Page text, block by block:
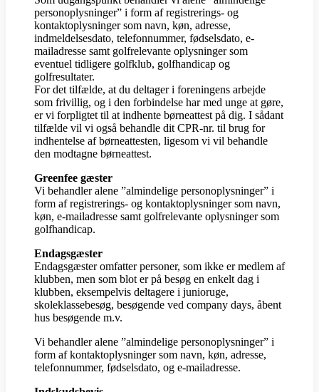
personoplysninger” i form af registrerings- og
kontaktoplysninger som navn, køn, adresse,
indmeldelsesdato, telefonnummer, fødselsdato, e-
mailadresse samt golfrelevante oplysninger som
eventuel tidligere golfklub, golfhandicap og
golfresultater.
For det tilfælde, at du deltager i foreningens arbejde
som frivillig, og i den forbindelse har med unge at gøre,
er vi forpligtet til at indhente børneattest på dig. I sådant
tilfælde vil vi også behandle dit CPR-nr. til brug for
indhentelse af børneattesten, ligesom vi vil behandle
den modtagne børneattest.
Greenfee gæster
Vi behandler alene ”almindelige personoplysninger” i
form af registrerings- og kontaktoplysninger som navn,
køn, e-mailadresse samt golfrelevante oplysninger som
golfhandicap.
Endagsgæster
Endagsgæster omfatter personer, som ikke er medlem af
klubben, men som blot er på besøg en enkelt dag i
klubben, eksempelvis deltagere i junioruge,
skoleklassebesøg, besøgende ved company days, åbent
hus besøgende m.v.
Vi behandler alene ”almindelige personoplysninger” i
form af kontaktoplysninger som navn, køn, adresse,
telefonnummer, fødselsdato, og e-mailadresse.